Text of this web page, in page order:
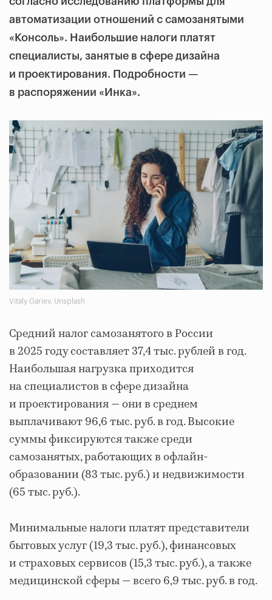
автоматизации отношений с самозанятыми
«Консоль». Наибольшие налоги платят
специалисты, занятые в сфере дизайна
и проектирования. Подробности —
в распоряжении «Инка».
Vitaly Gariev, Unsplash
Средний налог самозанятого в России
в 2025 году составляет 37,4 тыс. рублей в год.
Наибольшая нагрузка приходится
на специалистов в сфере дизайна
и проектирования — они в среднем
выплачивают 96,6 тыс. руб. в год. Высокие
суммы фиксируются также среди
самозанятых, работающих в офлайн-
образовании (83 тыс. руб.) и недвижимости
(65 тыс. руб.).
Минимальные налоги платят представители
бытовых услуг (19,3 тыс. руб.), финансовых
и страховых сервисов (15,3 тыс. руб.), а также
медицинской сферы — всего 6,9 тыс. руб. в год.